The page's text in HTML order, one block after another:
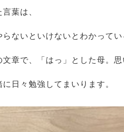
葉は、
ないといけないとわかってい
文章で、「はっ」とした母。
日々勉強してまいります。